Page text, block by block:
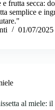
frutta secca:
semplice e
01/07/2025
al miele: il